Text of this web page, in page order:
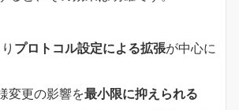
プロトコル設定による拡張が中心に
変更の影響を最小限に抑えられる